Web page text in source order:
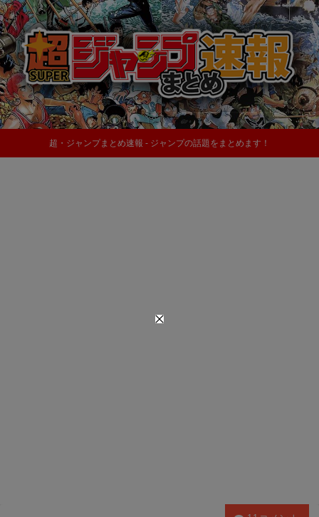
超・ジャンプまとめ速報 - ジャンプの話題をまとめます！